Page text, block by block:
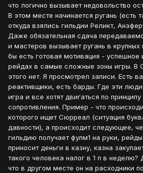
что логично вызывает недовольство
В этом месте начинается ругань (есть
откуда взялись гильдии Реликт,
Даже обязательная сдача
и мастеров вызывает ругань в крупных
бы есть готовая мотивация - успешное
рейдах в самые сложные зоны игры. В
этого нет. Я просмотрел записи. Есть
реактивщики, есть барды. Где эти
игра и все хотят двигаться по
сопротивления. Пример - что
которого ищет Сюрреал (ситуация
давности), а происходит следующее,
гильдию получает фулм1 на руки,
приносит деньги в казну, казна
такого человека налог в 1 п в неделю?
что в другом месте он на расходники